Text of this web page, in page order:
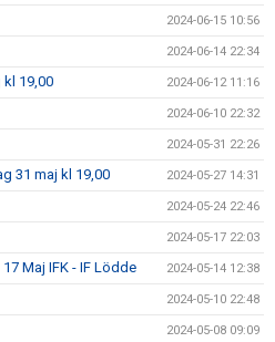
2024-06-15 10:56
2024-06-14 22:34
kl 19,00 2024-06-12 11:16
2024-06-10 22:32
2024-05-31 22:26
31 maj kl 19,00 2024-05-27 14:31
2024-05-24 22:46
2024-05-17 22:03
Maj IFK - IF Lödde 2024-05-14 12:38
2024-05-10 22:48
2024-05-08 09:09